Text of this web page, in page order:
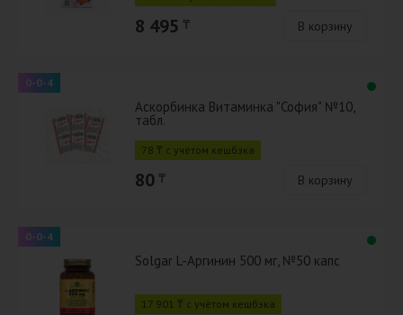
8 495 ₸ В корзину
0-0-4
Аскорбинка Витаминка "София" №10,
табл.
78 ₸ с учётом кешбэка
80 ₸ В корзину
0-0-4
Solgar L-Аргинин 500 мг, №50 капс
17 901 ₸ с учётом кешбэка